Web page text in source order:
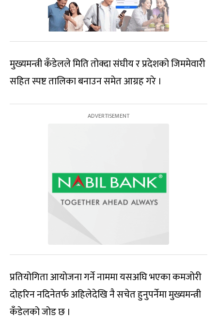
मुख्यमन्त्री कँडेलले मिति तोक्दा संघीय र प्रदेशको जिममेवारी
सहित स्पष्ट तालिका बनाउन समेत आग्रह गरे ।
प्रतियोगिता आयोजना गर्ने नाममा यसअघि भएका कमजोरी
दोहरिन नदिनेतर्फ अहिलेदेखि नै सचेत हुनुपर्नेमा मुख्यमन्त्री
कँडेलको जोड छ ।